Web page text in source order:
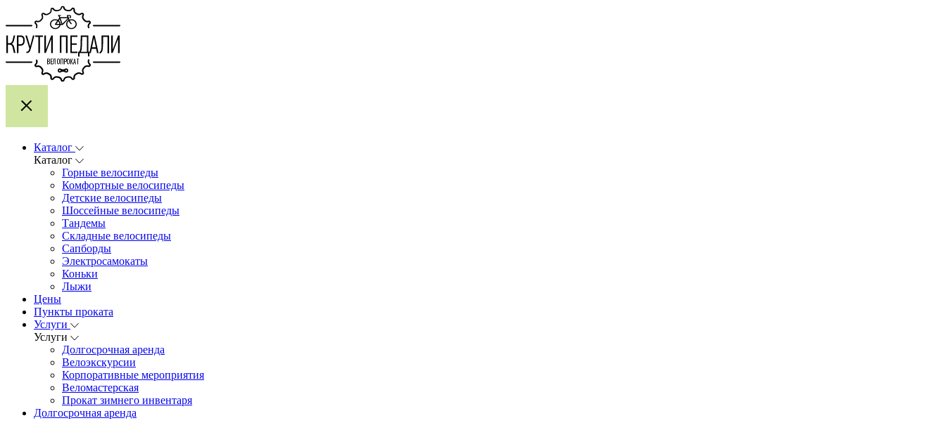
Каталог
Каталог
Горные велосипеды
Комфортные велосипеды
Детские велосипеды
Шоссейные велосипеды
Тандемы
Складные велосипеды
Сапборды
Электросамокаты
Коньки
Лыжи
Цены
Пункты проката
Услуги
Услуги
Долгосрочная аренда
Велоэкскурсии
Корпоративные мероприятия
Веломастерская
Прокат зимнего инвентаря
Долгосрочная аренда